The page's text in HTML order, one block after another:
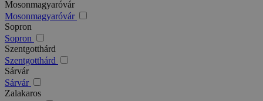
Mosonmagyaróvár
Mosonmagyaróvár
Sopron
Sopron
Szentgotthárd
Szentgotthárd
Sárvár
Sárvár
Zalakaros